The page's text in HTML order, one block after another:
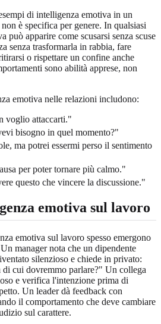
di intelligenza emotiva in un
è specifica per genere. In qualsiasi
può apparire come scusarsi senza scuse
senza trasformarla in rabbia, fare
o rispettare un confine anche
sono abilità apprese, non
emotiva nelle relazioni includono:
voglio attaccarti."
bisogno in quel momento?"
ma potrei essermi perso il sentimento
per poter tornare più calmo."
questo che vincere la discussione."
emotiva sul lavoro
emotiva sul lavoro spesso emergono
manager nota che un dipendente
silenzioso e chiede in privato:
di cui dovremmo parlare?" Un collega
e verifica l'intenzione prima di
Un leader dà feedback con
il comportamento che deve cambiare
sul carattere.